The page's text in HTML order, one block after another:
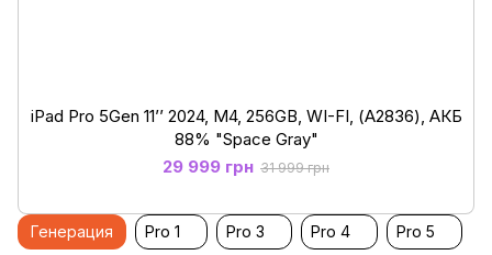
iPad Pro 5Gen 11’’ 2024, М4, 256GB, WI-FI, (А2836), АКБ
88% "Space Gray"
29 999 грн 31 999 грн
Генерация Pro 1 Pro 3 Pro 4 Pro 5